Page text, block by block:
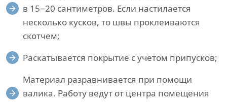
в 15−20 сантиметров. Если настилается
несколько кусков, то швы проклеиваются
скотчем;
Раскатывается покрытие с учетом припусков;
Материал разравнивается при помощи
валика. Работу ведут от центра помещения